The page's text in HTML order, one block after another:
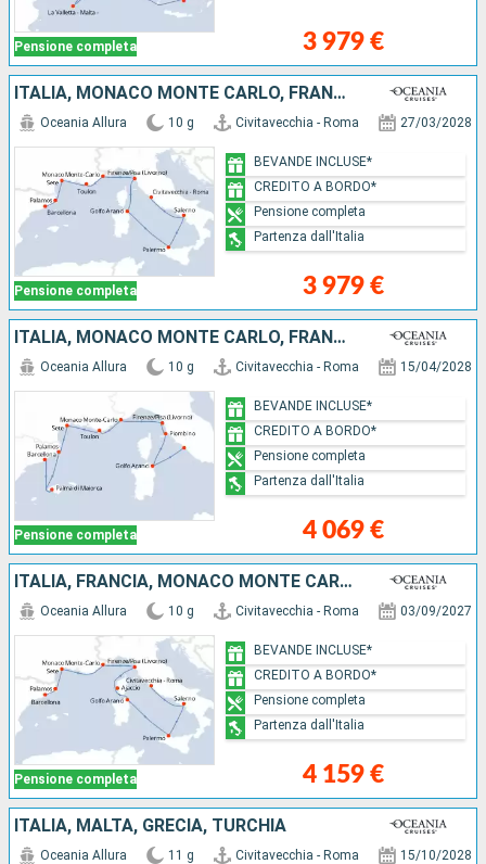
Pensione completa 3 979 €
ITALIA, MONACO MONTE CARLO, FRANCIA, SPAGNA
Pensione completa
Oceania Allura 10 g Civitavecchia - Roma 27/03/2028
3 979 €
BEVANDE INCLUSE*
CREDITO A BORDO*
Pensione completa
Partenza dall'Italia
ITALIA, MONACO MONTE CARLO, FRANCIA, MAIORCA, SPAGNA
Pensione completa
Oceania Allura 10 g Civitavecchia - Roma 15/04/2028
4 069 €
BEVANDE INCLUSE*
CREDITO A BORDO*
Pensione completa
Partenza dall'Italia
ITALIA, FRANCIA, MONACO MONTE CARLO, SPAGNA
Pensione completa
Oceania Allura 10 g Civitavecchia - Roma 03/09/2027
4 159 €
BEVANDE INCLUSE*
CREDITO A BORDO*
Pensione completa
Partenza dall'Italia
ITALIA, MALTA, GRECIA, TURCHIA
Oceania Allura 11 g Civitavecchia - Roma 15/10/2028